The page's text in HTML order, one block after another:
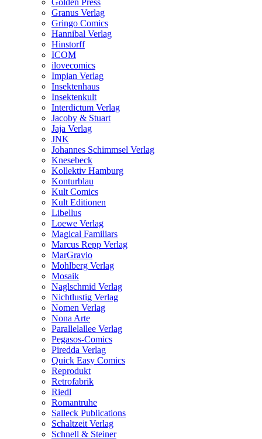
Golden Press
Granus Verlag
Gringo Comics
Hannibal Verlag
Hinstorff
ICOM
ilovecomics
Impian Verlag
Insektenhaus
Insektenkult
Interdictum Verlag
Jacoby & Stuart
Jaja Verlag
JNK
Johannes Schimmsel Verlag
Knesebeck
Kollektiv Hamburg
Konturblau
Kult Comics
Kult Editionen
Libellus
Loewe Verlag
Magical Familiars
Marcus Repp Verlag
MarGravio
Mohlberg Verlag
Mosaik
Naglschmid Verlag
Nichtlustig Verlag
Nomen Verlag
Nona Arte
Parallelallee Verlag
Pegasos-Comics
Piredda Verlag
Quick Easy Comics
Reprodukt
Retrofabrik
Riedl
Romantruhe
Salleck Publications
Schaltzeit Verlag
Schnell & Steiner